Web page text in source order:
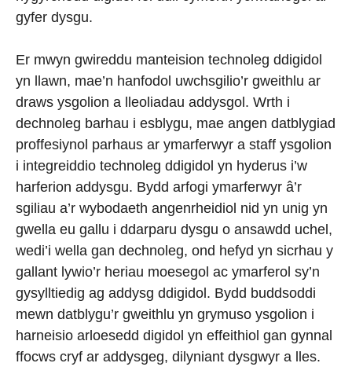
gyfer dysgu.
Er mwyn gwireddu manteision technoleg ddigidol
yn llawn, mae’n hanfodol uwchsgilio’r gweithlu ar
draws ysgolion a lleoliadau addysgol. Wrth i
dechnoleg barhau i esblygu, mae angen datblygiad
proffesiynol parhaus ar ymarferwyr a staff ysgolion
i integreiddio technoleg ddigidol yn hyderus i’w
harferion addysgu. Bydd arfogi ymarferwyr â’r
sgiliau a’r wybodaeth angenrheidiol nid yn unig yn
gwella eu gallu i ddarparu dysgu o ansawdd uchel,
wedi’i wella gan dechnoleg, ond hefyd yn sicrhau y
gallant lywio’r heriau moesegol ac ymarferol sy’n
gysylltiedig ag addysg ddigidol. Bydd buddsoddi
mewn datblygu’r gweithlu yn grymuso ysgolion i
harneisio arloesedd digidol yn effeithiol gan gynnal
ffocws cryf ar addysgeg, dilyniant dysgwyr a lles.